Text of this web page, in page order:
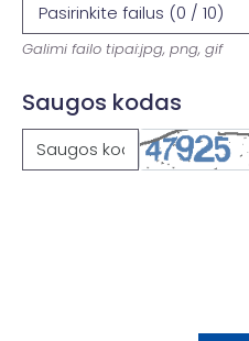
Pasirinkite failus (0 / 10)
Galimi failo tipai:jpg, png, gif
Saugos kodas